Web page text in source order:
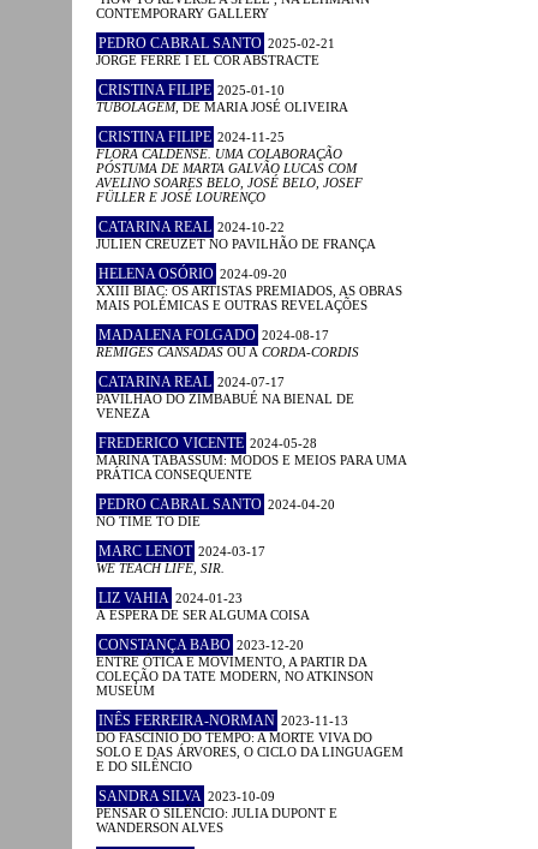
CONTEMPORARY GALLERY
PEDRO CABRAL SANTO 2025-02-21
JORGE FERRÉ I EL COR ABSTRACTE
CRISTINA FILIPE 2025-01-10
TUBOLAGEM, DE MARIA JOSÉ OLIVEIRA
CRISTINA FILIPE 2024-11-25
FLORA CALDENSE. UMA COLABORAÇÃO
PÓSTUMA DE MARTA GALVÃO LUCAS COM
AVELINO SOARES BELO, JOSÉ BELO, JOSEF
FÜLLER E JOSÉ LOURENÇO
CATARINA REAL 2024-10-22
JULIEN CREUZET NO PAVILHÃO DE FRANÇA
HELENA OSÓRIO 2024-09-20
XXIII BIAC: OS ARTISTAS PREMIADOS, AS OBRAS
MAIS POLÉMICAS E OUTRAS REVELAÇÕES
MADALENA FOLGADO 2024-08-17
RÉMIGES CANSADAS OU A CORDA-CORDIS
CATARINA REAL 2024-07-17
PAVILHÃO DO ZIMBABUÉ NA BIENAL DE
VENEZA
FREDERICO VICENTE 2024-05-28
MARINA TABASSUM: MODOS E MEIOS PARA UMA
PRÁTICA CONSEQUENTE
PEDRO CABRAL SANTO 2024-04-20
NO TIME TO DIE
MARC LENOT 2024-03-17
WE TEACH LIFE, SIR.
LIZ VAHIA 2024-01-23
À ESPERA DE SER ALGUMA COISA
CONSTANÇA BABO 2023-12-20
ENTRE ÓTICA E MOVIMENTO, A PARTIR DA
COLEÇÃO DA TATE MODERN, NO ATKINSON
MUSEUM
INÊS FERREIRA-NORMAN 2023-11-13
DO FASCÍNIO DO TEMPO: A MORTE VIVA DO
SOLO E DAS ÁRVORES, O CICLO DA LINGUAGEM
E DO SILÊNCIO
SANDRA SILVA 2023-10-09
PENSAR O SILÊNCIO: JULIA DUPONT E
WANDERSON ALVES